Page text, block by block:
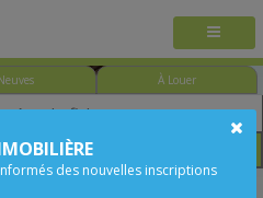
À Louer
des nouvelles inscriptions